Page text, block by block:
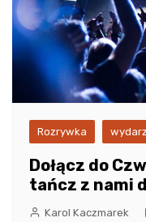
Rozrywka
Dołącz do
tańcz z nami
Karol Kaczmarek